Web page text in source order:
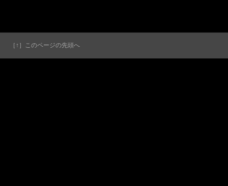
［↑］このページの先頭へ